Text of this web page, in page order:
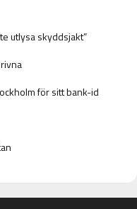
utlysa skyddsjakt”
för sitt bank-id